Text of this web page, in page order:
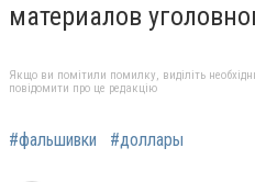
материалов
Якщо ви помітили помилку, виділіть
повідомити про це редакцію
#фальшивки #доллары